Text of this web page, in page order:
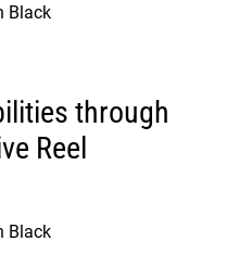
Black
through
Reel
Black